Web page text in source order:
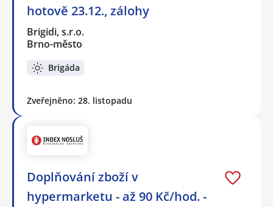
hotově 23.12., zálohy
Brigidi, s.r.o.
Brno-město
Brigáda
Zveřejněno: 28. listopadu
Doplňování zboží v
hypermarketu - až 90 Kč/hod. -